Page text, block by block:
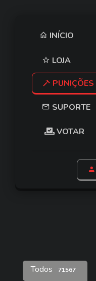
INÍCIO
LOJA
PUNIÇÕES
SUPORTE
VOTAR
Todos 71567